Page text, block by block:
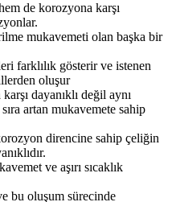
de korozyona karşı
mukavemeti olan başka bir
farklılık gösterir ve istenen
oluşur
dayanıklı değil aynı
artan mukavemete sahip
direncine sahip çeliğin
ve aşırı sıcaklık
bu oluşum sürecinde